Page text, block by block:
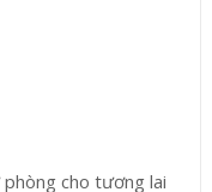
cho tương lai